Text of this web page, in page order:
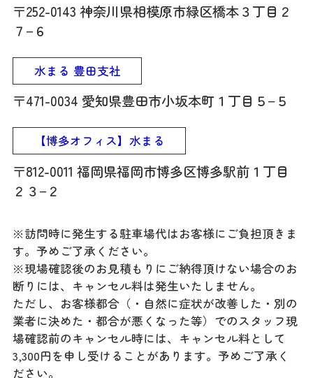
〒252-0143 神奈川県相模原市緑区橋本３丁目２
７−６
水まる 豊田支社
〒471-0034 愛知県豊田市小坂本町１丁目５−５
【博多オフィス】水まる
〒812-0011 福岡県福岡市博多区博多駅前１丁目
２３−２
※訪問時に発生する駐車場代はお客様にご負担頂きま
す。予めご了承ください。
※現場確認後のお見積もりにご納得頂けない場合のお
断りには、キャンセル料は発生いたしません。
ただし、お客様都合（・自然に症状が改善した・別の
業者に決めた・都合が悪くなった等）でのスタッフ現
場確認前のキャンセル時には、キャンセル料として
3,300円を申し受けることがあります。予めご了承く
ださい。